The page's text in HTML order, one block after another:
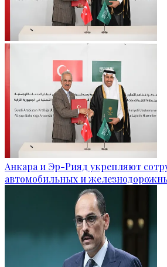
Анкара и Эр-Рияд укрепляют
автомобильных и